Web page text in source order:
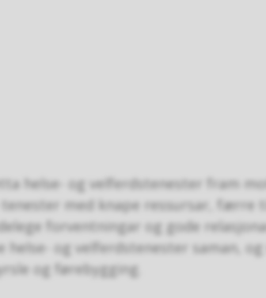
helse- og velferdstenester fram
med knape ressursar, færre
forventningar og gode
og velferdstenester saman,
og førebygging.